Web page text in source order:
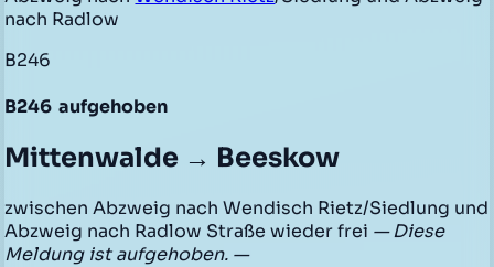
nach Radlow
B246
B246 aufgehoben
Mittenwalde → Beeskow
zwischen Abzweig nach Wendisch Rietz/Siedlung und
Abzweig nach Radlow Straße wieder frei — Diese
Meldung ist aufgehoben. —